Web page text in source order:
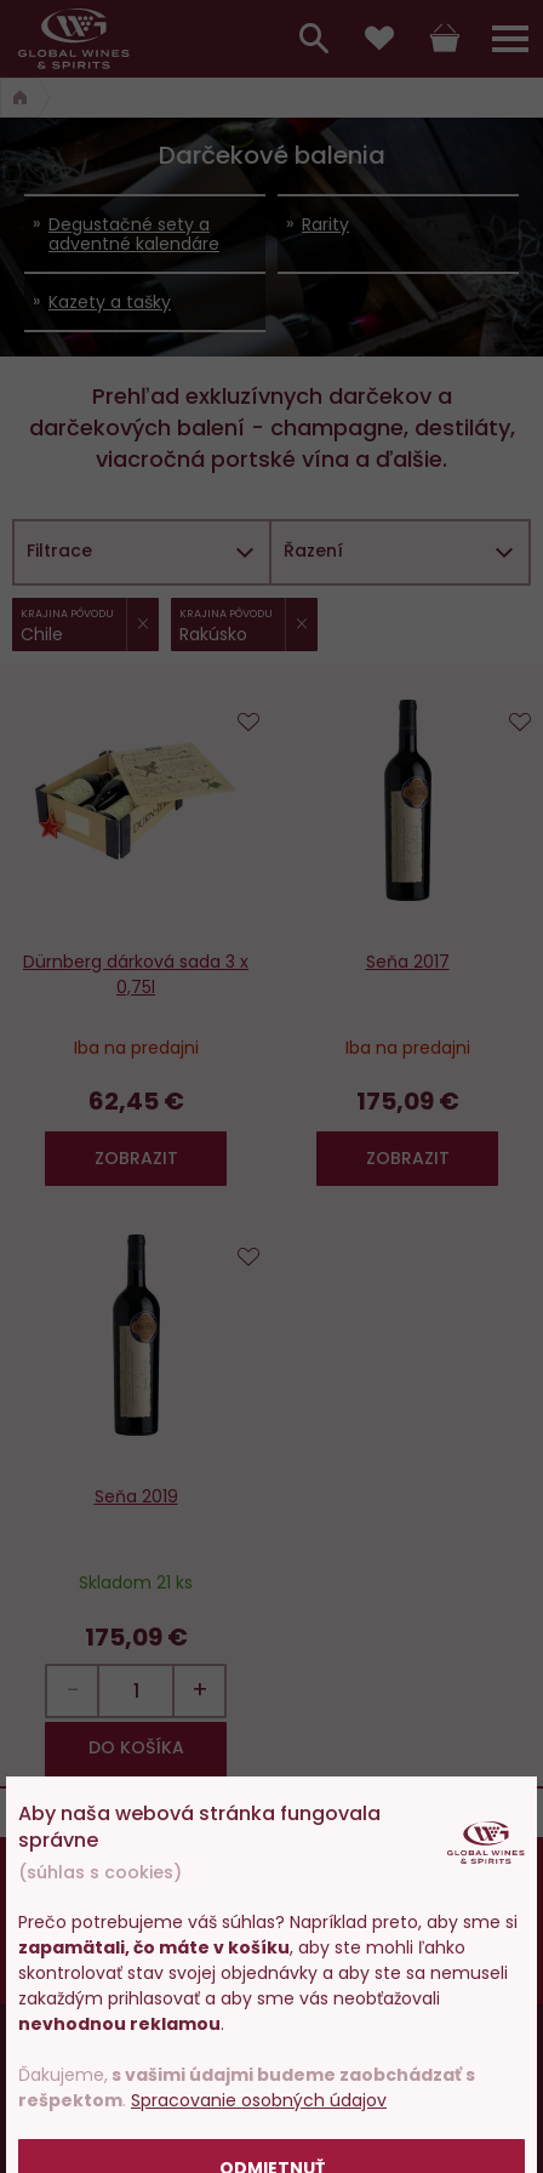
Hlavní
menu,
košík,
vyhledávání,
přihlášení
a
Darčekové balenia
Degustačné sety a
adventné kalendáre
Rarity
Kazety a tašky
Prehľad exkluzívnych darčekov a
darčekových balení - champagne, destiláty,
viacročná portské vína a ďalšie.
Filtrace
Vybrané
filtry:
KRAJINA PÔVODU
Chile
ZRUŠIT FILTR
KRAJINA PÔVODU
Rakúsko
Řazení
Dürnberg dárková sada 3 x
0,75l
Iba na predajni
62,45 €
ZOBRAZIT
Seňa 2017
Iba na predajni
175,09 €
ZOBRAZIT
Seňa 2019
Skladom 21 ks
175,09 €
− +
DO KOŠÍKA
Aby naša webová stránka fungovala
správne
(súhlas s cookies)
Prečo potrebujeme váš súhlas? Napríklad preto, aby sme si
zapamätali, čo máte v košíku, aby ste mohli ľahko
skontrolovať stav svojej objednávky a aby ste sa nemuseli
zakaždým prihlasovať a aby sme vás neobťažovali
nevhodnou reklamou.
Ďakujeme, s vašimi údajmi budeme zaobchádzať s
rešpektom. Spracovanie osobných údajov
18
Osobám mladším ako 18 rokov alkohol
prosím skúste zatiaľ našu špičkovú minerálku .
Vy staršípite zodpovedne.
Menu
v
patičce
Vínopédia
Ako nakupovať
Vstupujete na stránky s
predajom alkoholu. Prosím
potvrďte, že Vám už bolo 18